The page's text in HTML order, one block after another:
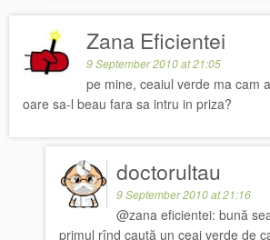
Zana Eficientei
9 September 2010 at 21:05
pe mine, ceaiul verde ma cam
oare sa-l beau fara sa intru in priza?
doctorultau
9 September 2010 at 21:16
@zana eficientei: bună
primul rînd caută un ceai verde de